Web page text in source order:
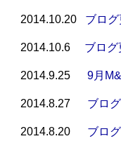
2014.10.20 ブロ
2014.10.6 ブログ
2014.9.259月
2014.8.27 ブロ
2014.8.20 ブロ